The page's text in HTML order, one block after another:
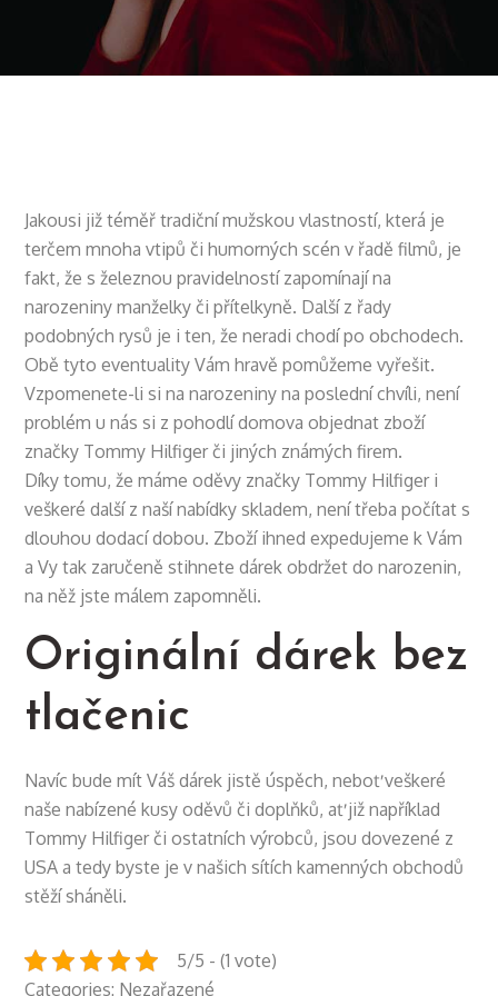
Jakousi již téměř tradiční mužskou vlastností, která je
terčem mnoha vtipů či humorných scén v řadě filmů, je
fakt, že s železnou pravidelností zapomínají na
narozeniny manželky či přítelkyně. Další z řady
podobných rysů je i ten, že neradi chodí po obchodech.
Obě tyto eventuality Vám hravě pomůžeme vyřešit.
Vzpomenete-li si na narozeniny na poslední chvíli, není
problém u nás si z pohodlí domova objednat zboží
značky Tommy Hilfiger či jiných známých firem.
Díky tomu, že máme oděvy značky Tommy Hilfiger i
veškeré další z naší nabídky skladem, není třeba počítat s
dlouhou dodací dobou. Zboží ihned expedujeme k Vám
a Vy tak zaručeně stihnete dárek obdržet do narozenin,
na něž jste málem zapomněli.
Originální dárek bez
tlačenic
Navíc bude mít Váš dárek jistě úspěch, neboť veškeré
naše nabízené kusy oděvů či doplňků, ať již například
Tommy Hilfigerči ostatních výrobců, jsou dovezené z
USA a tedy byste je v našich sítích kamenných obchodů
stěží sháněli.
5/5 - (1 vote)
Categories: Nezařazené